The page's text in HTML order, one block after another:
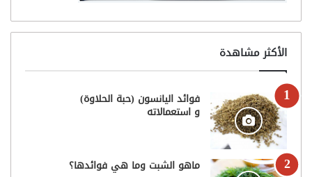
الأكثر مشاهدة
فوائد اليانسون (حبة الحلاوة)
و استعمالاته
ماهو الشبت وما هي فوائدها؟